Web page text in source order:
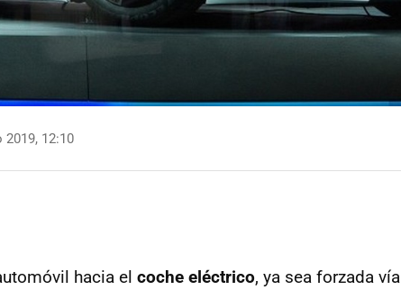
12:10
hacia el coche eléctrico, ya sea forzada vía